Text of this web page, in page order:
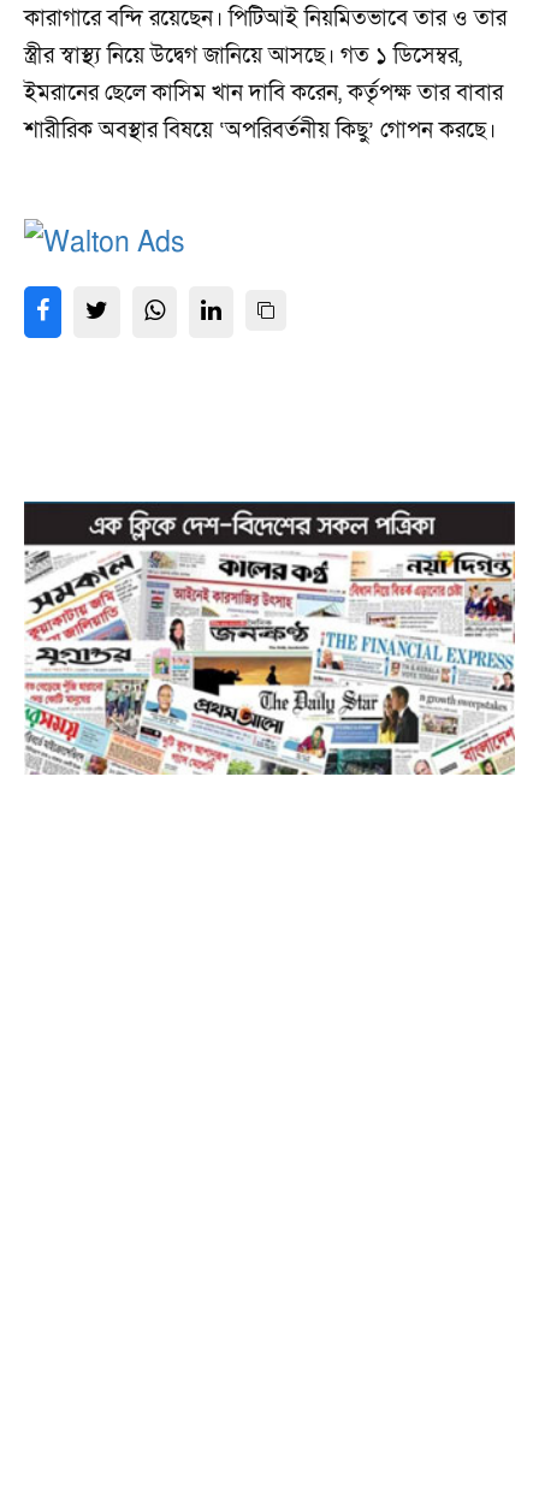
কারাগারে বন্দি রয়েছেন। পিটিআই নিয়মিতভাবে তার ও তার
স্ত্রীর স্বাস্থ্য নিয়ে উদ্বেগ জানিয়ে আসছে। গত ১ ডিসেম্বর,
ইমরানের ছেলে কাসিম খান দাবি করেন, কর্তৃপক্ষ তার বাবার
শারীরিক অবস্থার বিষয়ে ‘অপরিবর্তনীয় কিছু’ গোপন করছে।